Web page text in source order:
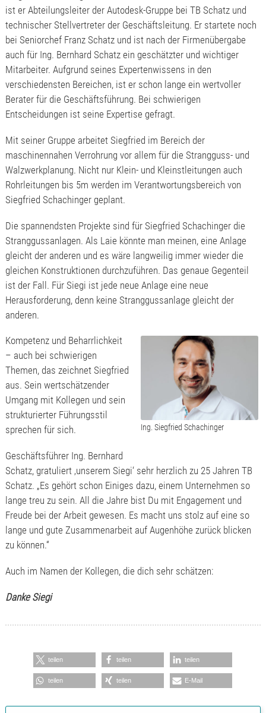
ist er Abteilungsleiter der Autodesk-Gruppe bei TB Schatz und
technischer Stellvertreter der Geschäftsleitung. Er startete noch
bei Seniorchef Franz Schatz und ist nach der Firmenübergabe
auch für Ing. Bernhard Schatz ein geschätzter und wichtiger
Mitarbeiter. Aufgrund seines Expertenwissens in den
verschiedensten Bereichen, ist er schon lange ein wertvoller
Berater für die Geschäftsführung. Bei schwierigen
Entscheidungen ist seine Expertise gefragt.
Mit seiner Gruppe arbeitet Siegfried im Bereich der
maschinennahen Verrohrung vor allem für die Strangguss- und
Walzwerkplanung. Nicht nur Klein- und Kleinstleitungen auch
Rohrleitungen bis 5m werden im Verantwortungsbereich von
Siegfried Schachinger geplant.
Die spannendsten Projekte sind für Siegfried Schachinger die
Stranggussanlagen. Als Laie könnte man meinen, eine Anlage
gleicht der anderen und es wäre langweilig immer wieder die
gleichen Konstruktionen durchzuführen. Das genaue Gegenteil
ist der Fall. Für Siegi ist jede neue Anlage eine neue
Herausforderung, denn keine Stranggussanlage gleicht der
anderen.
Ing. Siegfried Schachinger
Kompetenz und Beharrlichkeit
– auch bei schwierigen
Themen, das zeichnet Siegfried
aus. Sein wertschätzender
Umgang mit Kollegen und sein
strukturierter Führungsstil
sprechen für sich.
Geschäftsführer Ing. Bernhard
Schatz, gratuliert ‚unserem Siegi‘ sehr herzlich zu 25 Jahren TB
Schatz. „Es gehört schon Einiges dazu, einem Unternehmen so
lange treu zu sein. All die Jahre bist Du mit Engagement und
Freude bei der Arbeit gewesen. Es macht uns stolz auf eine so
lange und gute Zusammenarbeit auf Augenhöhe zurück blicken
zu können.“
Auch im Namen der Kollegen, die dich sehr schätzen:
Danke Siegi
teilen teilen teilen
teilen teilen E-Mail